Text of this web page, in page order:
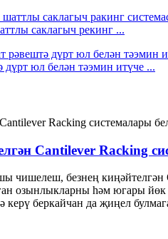
саклагыч рекинг ...
юл белән тәэмин итүче ...
Cantilever Racking
чишелеш, безнең
озынлыкларны һәм югары
керү беркайчан да җиңел